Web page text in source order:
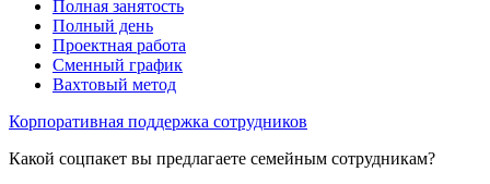
Полная занятость
Полный день
Проектная работа
Сменный график
Вахтовый метод
Корпоративная поддержка сотрудников
Какой соцпакет вы предлагаете семейным сотрудникам?